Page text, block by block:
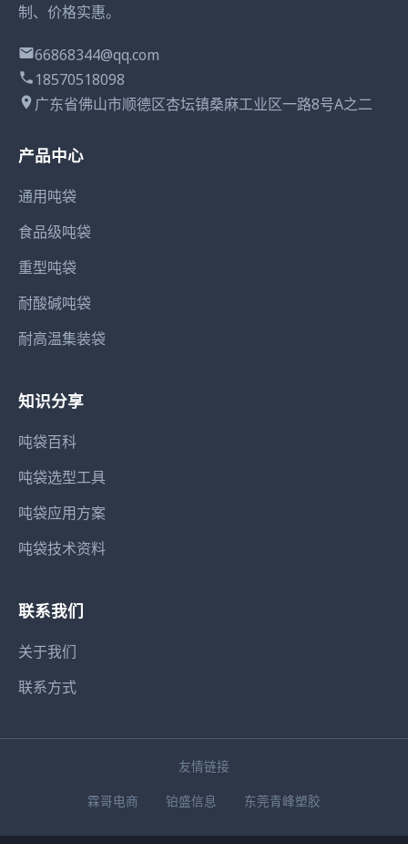
制、价格实惠。
66868344@qq.com
18570518098
广东省佛山市顺德区杏坛镇桑麻工业区一路8号A之二
产品中心
通用吨袋
食品级吨袋
重型吨袋
耐酸碱吨袋
耐高温集装袋
知识分享
吨袋百科
吨袋选型工具
吨袋应用方案
吨袋技术资料
联系我们
关于我们
联系方式
友情链接
霖哥电商
铂盛信息 东莞青峰塑胶